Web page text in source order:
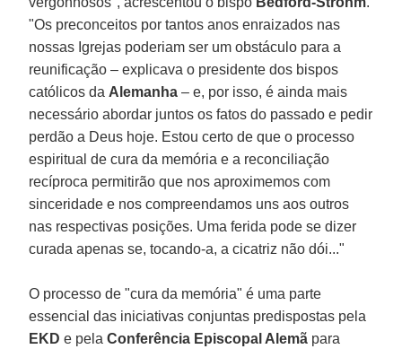
"Os preconceitos por tantos anos enraizados nas
nossas Igrejas poderiam ser um obstáculo para a
reunificação – explicava o presidente dos bispos
católicos da Alemanha – e, por isso, é ainda mais
necessário abordar juntos os fatos do passado e pedir
perdão a Deus hoje. Estou certo de que o processo
espiritual de cura da memória e a reconciliação
recíproca permitirão que nos aproximemos com
sinceridade e nos compreendamos uns aos outros
nas respectivas posições. Uma ferida pode se dizer
curada apenas se, tocando-a, a cicatriz não dói..."
O processo de "cura da memória" é uma parte
essencial das iniciativas conjuntas predispostas pela
EKD e pelaConferência Episcopal Alemã para